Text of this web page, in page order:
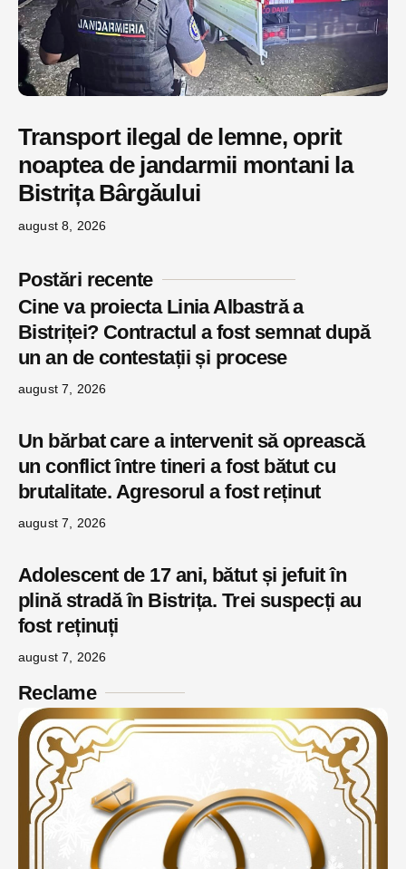
Transport ilegal de lemne, oprit
noaptea de jandarmii montani la
Bistrița Bârgăului
august 8, 2026
Postări recente
Cine va proiecta Linia Albastră a
Bistriței? Contractul a fost semnat după
un an de contestații și procese
august 7, 2026
Un bărbat care a intervenit să oprească
un conflict între tineri a fost bătut cu
brutalitate. Agresorul a fost reținut
august 7, 2026
Adolescent de 17 ani, bătut și jefuit în
plină stradă în Bistrița. Trei suspecți au
fost reținuți
august 7, 2026
Reclame